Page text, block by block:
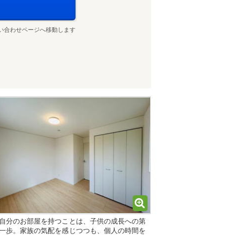
合わせページへ移動します
自分のお部屋を持つことは、子供の成長への第
歩。家族の気配を感じつつも、個人の時間を